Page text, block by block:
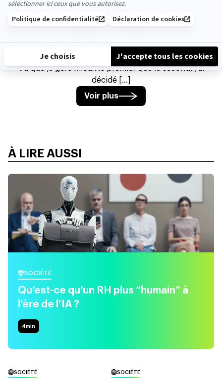
HEAD OF EDITORIAL THE DAILY SWILE
Journaliste qui aime autant les mots que le ballon rond.
Vu que je gère mieux le premier que le second, j’ai
décidé [...]
Voir plus
À LIRE AUSSI
SOCIÉTÉ
Qu’est-ce qu’un RH plus “humain” à
l’ère de l’IA ?
4min
SOCIÉTÉ SOCIÉTÉ